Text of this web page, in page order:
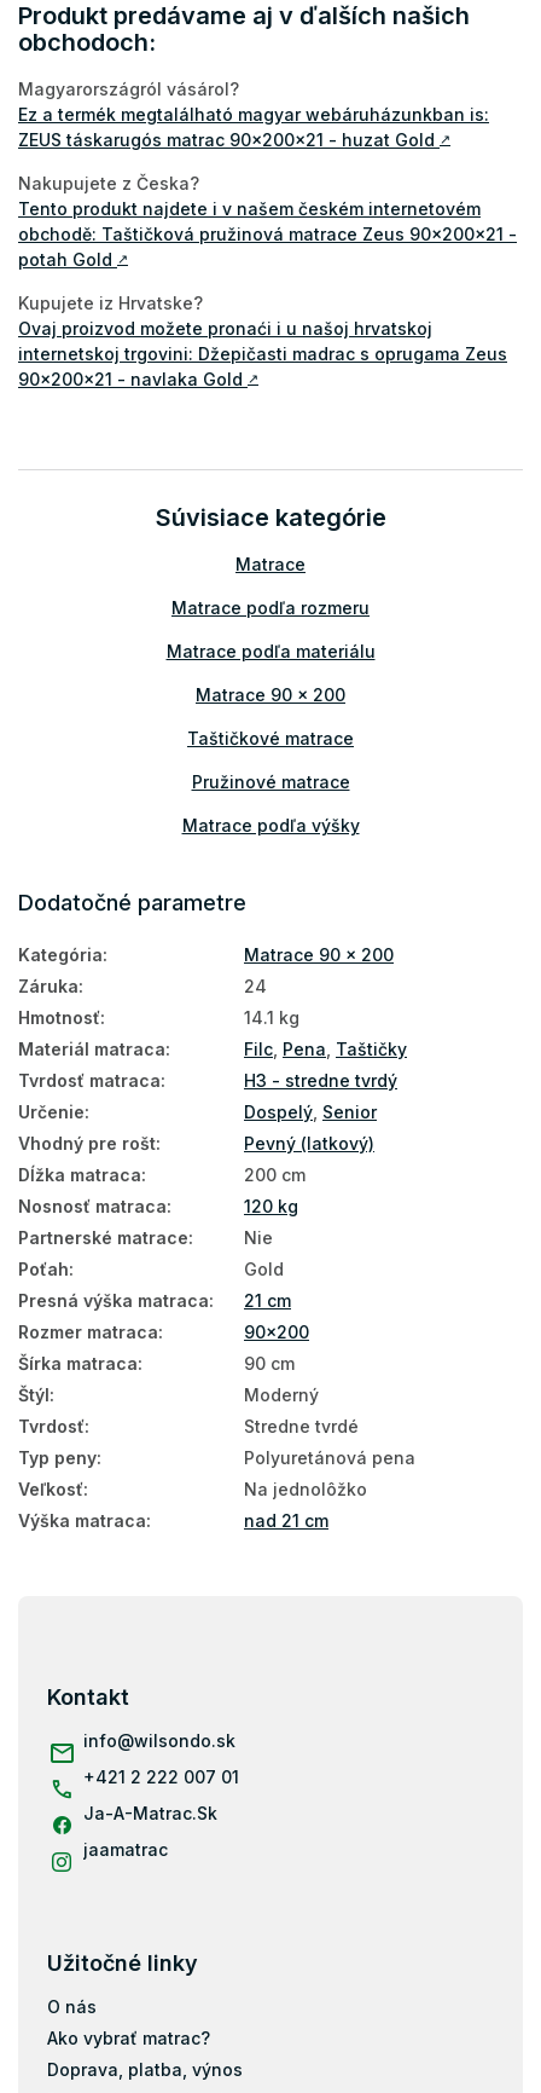
Produkt predávame aj v ďalších našich
obchodoch:
Magyarországról vásárol?
Ez a termék megtalálható magyar webáruházunkban is:
ZEUS táskarugós matrac 90x200x21 - huzat Gold ↗
Nakupujete z Česka?
Tento produkt najdete i v našem českém internetovém
obchodě: Taštičková pružinová matrace Zeus 90x200x21 -
potah Gold ↗
Kupujete iz Hrvatske?
Ovaj proizvod možete pronaći i u našoj hrvatskoj
internetskoj trgovini: Džepičasti madrac s oprugama Zeus
90x200x21 - navlaka Gold ↗
Súvisiace kategórie
Matrace
Matrace podľa rozmeru
Matrace podľa materiálu
Matrace 90 x 200
Taštičkové matrace
Pružinové matrace
Matrace podľa výšky
Vysoké matrace
Matrace PUR pena
Prírodné matrace
Matrace podľa tvrdosti
Zónové matrace
Antialergické matrace
Antibakteriálne matrace
7 zónové matrace
Taštičkové matrace 90x200
Pružinové matrace 90x200
Vysoké matrace 90x200
Matrace podľa nosnosti - 120 kg
Matrace 200x90
Dodatočné parametre
Kategória:
Matrace 90 x 200
Záruka:
24
Hmotnosť:
14.1 kg
Materiál matraca: Filc Pena Taštičky
Tvrdosť matraca:
H3 - stredne tvrdý
Určenie: Dospelý Senior
Vhodný pre rošt:
Pevný (latkový)
Dĺžka matraca:
200 cm
Nosnosť matraca:
120 kg
Partnerské matrace:
Nie
Poťah:
Gold
Presná výška matraca:
21 cm
Rozmer matraca:
90x200
Šírka matraca:
90 cm
Štýl:
Moderný
Tvrdosť:
Stredne tvrdé
Typ peny:
Polyuretánová pena
Veľkosť:
Na jednolôžko
Výška matraca: nad 21 cm
Kontakt
info@wilsondo.sk
+421 2 222 007 01
Ja-A-Matrac.Sk
jaamatrac
Užitočné linky
O nás
Ako vybrať matrac?
Doprava, platba, výnos